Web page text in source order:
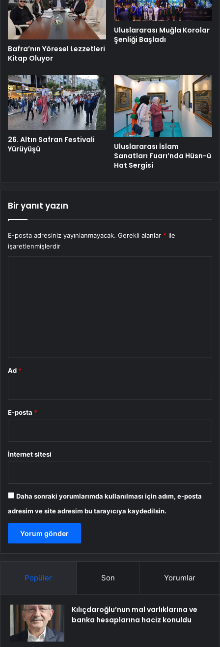
Bafra’nın Yöresel Lezzetleri
Kitap Oluyor
Uluslararası Muğla Korolar
Şenliği Başladı
26. Altın Safran Festivali
Yürüyüşü
Uluslararası İslam
Sanatları Fuarı’nda Hüsn-ü
Hat Sergisi
Bir yanıt yazın
E-posta adresiniz yayınlanmayacak. Gerekli alanlar * ile
işaretlenmişlerdir
Ad *
E-posta *
İnternet sitesi
Daha sonraki yorumlarımda kullanılması için adım, e-posta
adresim ve site adresim bu tarayıcıya kaydedilsin.
Popüler Son Yorumlar
Kılıçdaroğlu’nun mal varlıklarına ve
banka hesaplarına haciz konuldu